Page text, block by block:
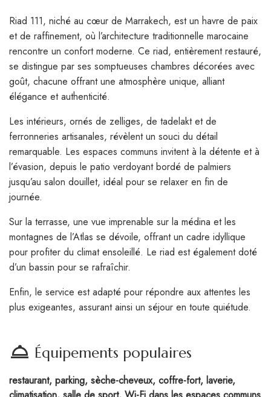
Riad 111, niché au cœur de Marrakech, est un havre de paix
et de raffinement, où l’architecture traditionnelle marocaine
rencontre un confort moderne. Ce riad, entièrement restauré,
se distingue par ses somptueuses chambres décorées avec
goût, chacune offrant une atmosphère unique, alliant
élégance et authenticité.
Les intérieurs, ornés de zelliges, de tadelakt et de
ferronneries artisanales, révèlent un souci du détail
remarquable. Les espaces communs invitent à la détente et à
l’évasion, depuis le patio verdoyant bordé de palmiers
jusqu’au salon douillet, idéal pour se relaxer en fin de
journée.
Sur la terrasse, une vue imprenable sur la médina et les
montagnes de l’Atlas se dévoile, offrant un cadre idyllique
pour profiter du climat ensoleillé. Le riad est également doté
d’un bassin pour se rafraîchir.
Enfin, le service est adapté pour répondre aux attentes les
plus exigeantes, assurant ainsi un séjour en toute quiétude.
room_service Équipements populaires
restaurant, parking, sèche-cheveux, coffre-fort, laverie,